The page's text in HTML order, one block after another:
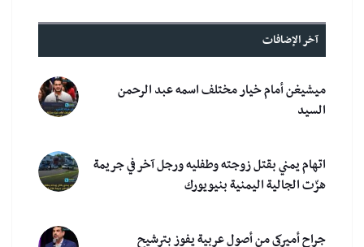
آخر الإضافات
ميشيغن أمام خيار مختلف اسمه عبد الرحمن
السيد
اتهام يمني بقتل زوجته وطفليه ورجل آخر في جريمة
هزّت الجالية اليمنية بنيويورك
جراح أميركي من أصول عربية يفوز بترشيح